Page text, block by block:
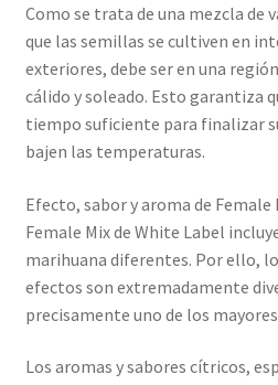
Como se trata de una mezcla de
que las semillas se cultiven en
exteriores, debe ser en una
cálido y soleado. Esto garantiza
tiempo suficiente para finalizar
bajen las temperaturas.
Efecto, sabor y aroma de Female
Female Mix de White Label
marihuana diferentes. Por ello,
efectos son extremadamente
precisamente uno de los
Los aromas y sabores cítricos,